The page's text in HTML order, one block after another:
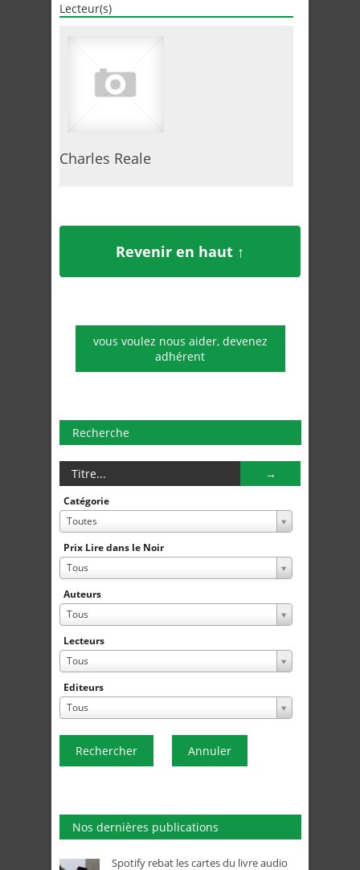
Lecteur(s)
Charles Reale
Revenir en haut ↑
vous voulez nous aider, devenez
adhérent
Recherche
Catégorie
Toutes
Prix Lire dans le Noir
Tous
Auteurs
Tous
Lecteurs
Tous
Editeurs
Tous
Rechercher Annuler
Nos dernières publications
Spotify rebat les cartes du livre audio